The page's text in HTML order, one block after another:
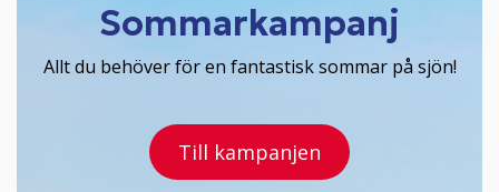
Sommarkampanj
Allt du behöver för en fantastisk sommar på sjön!
Till kampanjen